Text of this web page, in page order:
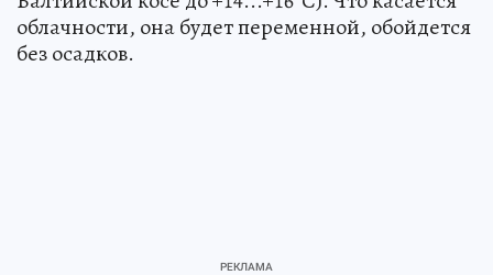
облачности, она будет переменной, обойдется
без осадков.